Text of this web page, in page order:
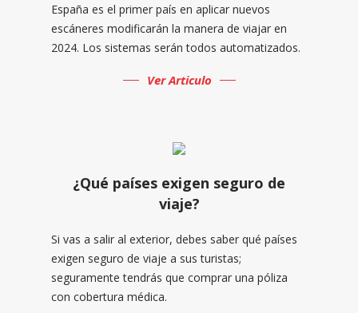
España es el primer país en aplicar nuevos
escáneres modificarán la manera de viajar en
2024. Los sistemas serán todos automatizados.
Ver Articulo
¿Qué países exigen seguro de
viaje?
Si vas a salir al exterior, debes saber qué países
exigen seguro de viaje a sus turistas;
seguramente tendrás que comprar una póliza
con cobertura médica.